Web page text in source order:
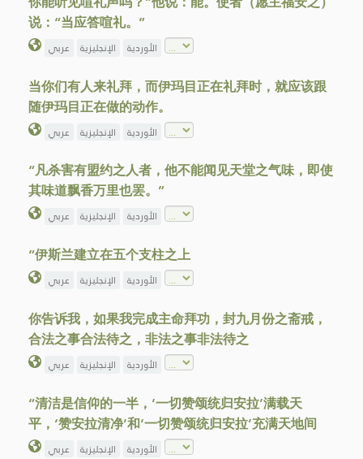
说：“当应答喧礼。”
عربي الإنجليزية الأوردية
当你们有人来礼拜，而伊玛目正在礼拜时，就应该跟
随伊玛目正在做的动作。
عربي الإنجليزية الأوردية
“凡杀害有盟约之人者，他不能闻见天堂之气味，即使
其味道飘香万里也罢。”
عربي الإنجليزية الأوردية
“伊斯兰建立在五个支柱之上
عربي الإنجليزية الأوردية
你告诉我，如果我完成主命拜功，封九月份之斋戒，
合法之事合法待之，非法之事非法待之
عربي الإنجليزية الأوردية
“清洁是信仰的一半，‘一切赞颂统归安拉’满载天
平，‘赞安拉清净’和‘一切赞颂统归安拉’充满天地间
عربي الإنجليزية الأوردية